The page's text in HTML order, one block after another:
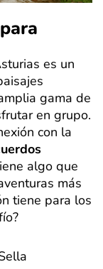
es un
gama de
en grupo.
con la
algo que
más
tiene para los